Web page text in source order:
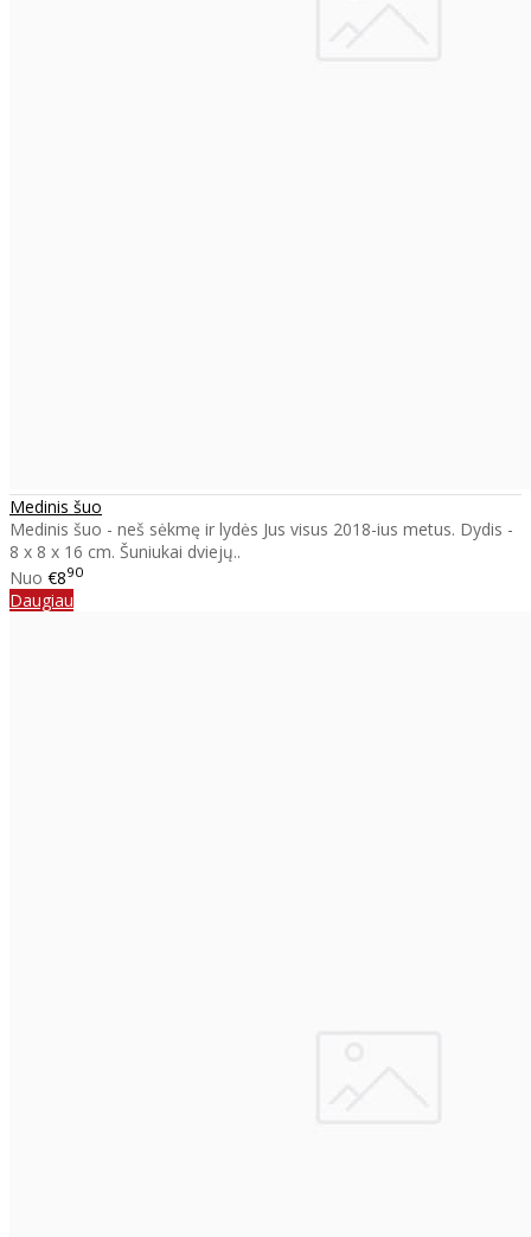
Medinis šuo
Medinis šuo - neš sėkmę ir lydės Jus visus 2018-ius metus. Dydis -
8 x 8 x 16 cm. Šuniukai dviejų..
Nuo €890
Daugiau